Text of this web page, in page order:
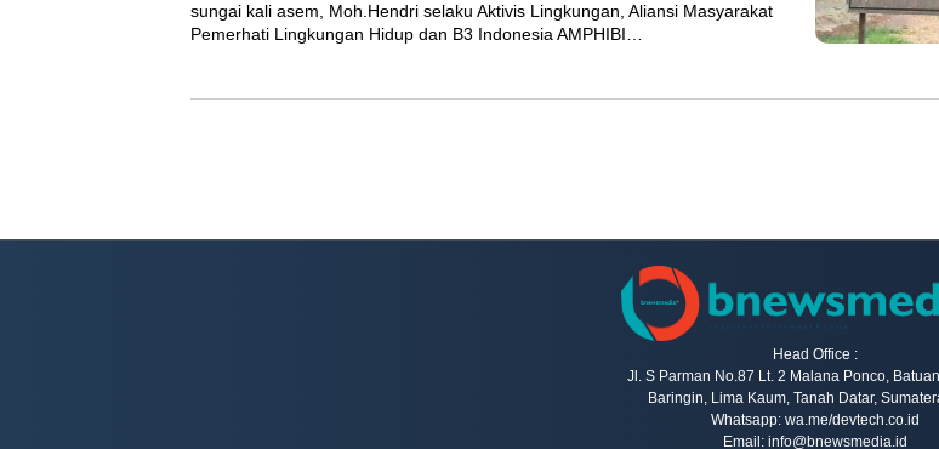
sungai kali asem, Moh.Hendri selaku Aktivis Lingkungan, Aliansi Masyarakat
Pemerhati Lingkungan Hidup dan B3 Indonesia AMPHIBI…
Head Office :
Jl. S Parman No.87 Lt. 2 Malana Ponco,
Baringin, Lima Kaum, Tanah Datar,
Whatsapp: wa.me/devtech.co.id
Email: info@bnewsmedia.id